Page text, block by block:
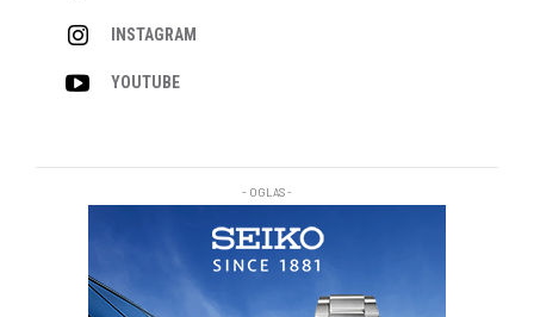
INSTAGRAM
YOUTUBE
- OGLAS -